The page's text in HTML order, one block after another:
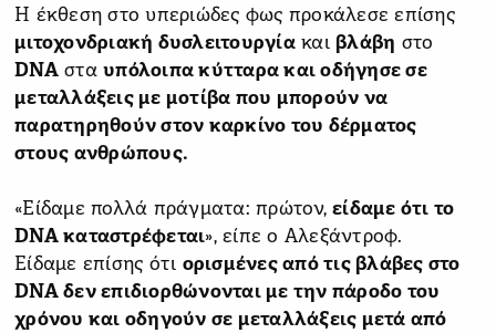
Η έκθεση στο υπεριώδες φως προκάλεσε επίσης
μιτοχονδριακή δυσλειτουργίακαι βλάβη στο
DNAστα υπόλοιπα κύτταρα και οδήγησε σε
μεταλλάξεις με μοτίβα που μπορούν να
παρατηρηθούν στον καρκίνο του δέρματος
στους ανθρώπους.
«Είδαμε πολλά πράγματα: πρώτον, είδαμε ότι το
DNA καταστρέφεται», είπε ο Αλεξάντροφ.
Είδαμε επίσης ότι ορισμένες από τις βλάβες στο
DNA δεν επιδιορθώνονται με την πάροδο του
χρόνου και οδηγούν σε μεταλλάξεις μετά από